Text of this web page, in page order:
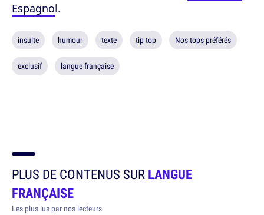
Espagnol.
insulte humour texte tip top Nos tops préférés
exclusif langue française
PLUS DE CONTENUS SURLANGUE
FRANÇAISE
Les plus lus par nos lecteurs